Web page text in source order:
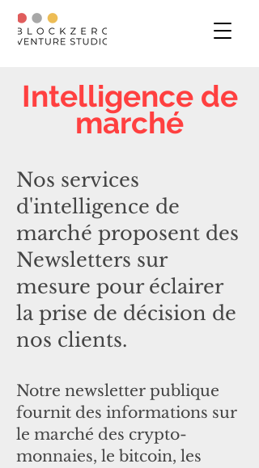
Intelligence de
marché
Nos services
d'intelligence de
marché proposent des
Newsletters sur
mesure pour éclairer
la prise de décision de
nos clients.
Notre newsletter publique
fournit des informations sur
le marché des crypto-
monnaies, le bitcoin, les